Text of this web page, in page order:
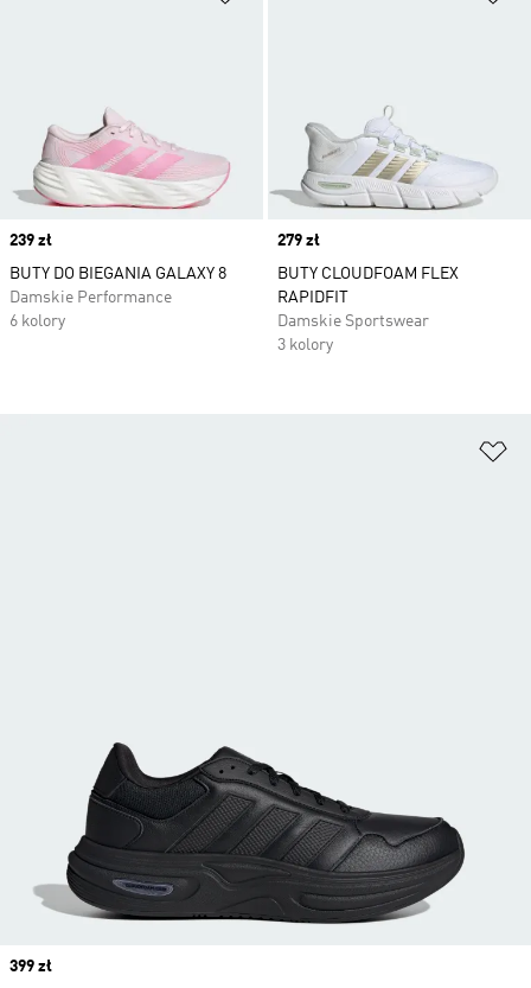
Price
239 zł
BUTY DO BIEGANIA GALAXY 8
Damskie Performance
6 kolory
Price
279 zł
BUTY CLOUDFOAM FLEX
RAPIDFIT
Damskie Sportswear
3 kolory
Price
399 zł